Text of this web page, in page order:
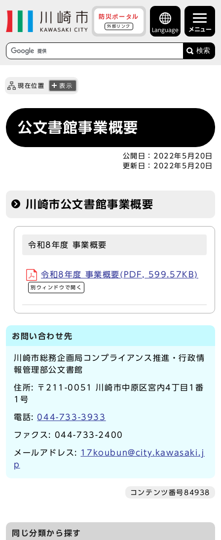
防災ポータル
外部リンク
Language メニュー
検索
現在位置 表示
公文書館事業概要
公開日： 2022年5月20日
更新日： 2022年5月20日
川崎市公文書館事業概要
令和8年度 事業概要
令和8年度 事業概要(PDF, 599.57KB)
別ウィンドウで開く
お問い合わせ先
川崎市総務企画局コンプライアンス推進・行政情
報管理部公文書館
住所: 〒211-0051 川崎市中原区宮内4丁目1番
1号
電話: 044-733-3933
ファクス: 044-733-2400
メールアドレス: 17koubun@city.kawasaki.j
p
コンテンツ番号84938
同じ分類から探す